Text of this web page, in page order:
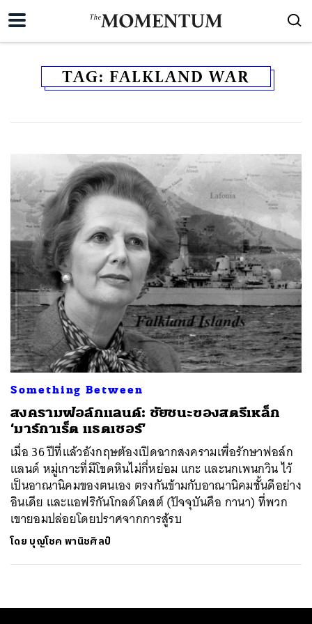
TAG: FALKLAND WAR
Something Between
สงครามฟอล์กแลนด์: ชัยชนะของสตรีเหล็ก
‘มาร์กาเร็ต แธตเชอร์’
เมื่อ 36 ปีที่แล้วอังกฤษต้องเปิดฉากสงครามเพื่อรักษาฟอล์ก
แลนด์ หมู่เกาะที่มีโขดหินไม่กี่หย่อม แกะ และนกเพนกวิน ไว้
เป็นอาณานิคมของตนเอง ตรงกันข้ามกับอาณานิคมชั้นดีอย่าง
อินเดีย และแอฟริกันโกลด์โคสต์ (ปัจจุบันคือ กานา) ที่พวก
เขายอมปล่อยโดยปราศจากการสู้รบ
โดย บุญโชค พานิชศิลป์
ค้นหา
SHARE TWEET LINE EMAIL